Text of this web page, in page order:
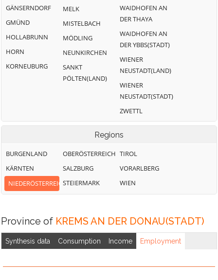
GÄNSERNDORF
GMÜND
HOLLABRUNN
HORN
KORNEUBURG
MELK
MISTELBACH
MÖDLING
NEUNKIRCHEN
SANKT
PÖLTEN(LAND)
WAIDHOFEN AN
DER THAYA
WAIDHOFEN AN
DER YBBS(STADT)
WIENER
NEUSTADT(LAND)
WIENER
NEUSTADT(STADT)
ZWETTL
Regions
BURGENLAND
KÄRNTEN
NIEDERÖSTERREICH
OBERÖSTERREICH
SALZBURG
STEIERMARK
TIROL
VORARLBERG
WIEN
Province of KREMS AN DER DONAU(STADT)
Synthesis data Consumption Income Employment